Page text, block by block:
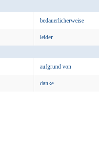
bedauerlicherweise
leider
aufgrund von
danke